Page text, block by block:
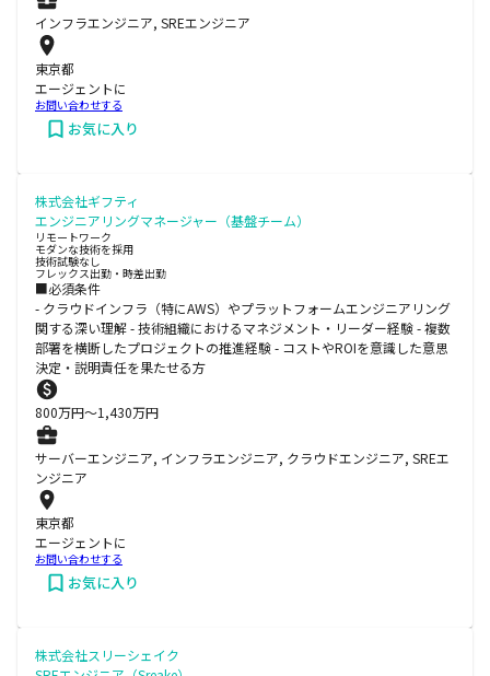
インフラエンジニア, SREエンジニア
東京都
エージェントに
お問い合わせする
お気に入り
株式会社ギフティ
エンジニアリングマネージャー（基盤チーム）
リモートワーク
モダンな技術を採用
技術試験なし
フレックス出勤・時差出勤
■必須条件
- クラウドインフラ（特にAWS）やプラットフォームエンジニアリング
関する深い理解 - 技術組織におけるマネジメント・リーダー経験 - 複数
部署を横断したプロジェクトの推進経験 - コストやROIを意識した意思
決定・説明責任を果たせる方
800万円〜1,430万円
サーバーエンジニア, インフラエンジニア, クラウドエンジニア, SREエ
ンジニア
東京都
エージェントに
お問い合わせする
お気に入り
株式会社スリーシェイク